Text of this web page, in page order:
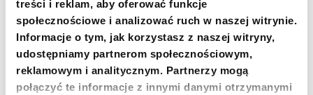
treści i reklam, aby oferować funkcje
społecznościowe i analizować ruch w naszej witrynie.
Informacje o tym, jak korzystasz z naszej witryny,
udostępniamy partnerom społecznościowym,
reklamowym i analitycznym. Partnerzy mogą
połączyć te informacje z innymi danymi otrzymanymi
+48 22 833 60 22
MON-FRI 9:00-17:00